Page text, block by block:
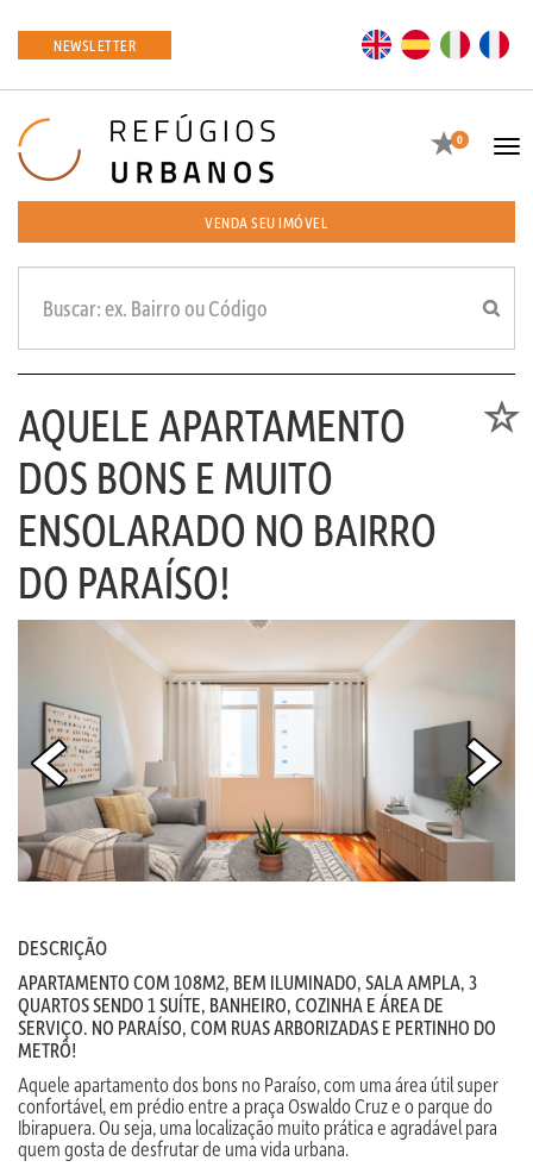
NEWSLETTER EN ES
Favoritos
0
VENDA SEU IMÓVEL
AQUELE APARTAMENTO
DOS BONS E MUITO
ENSOLARADO NO BAIRRO
DO PARAÍSO!
DESCRIÇÃO
APARTAMENTO COM 108M2, BEM ILUMINADO, SALA AMPLA, 3
QUARTOS SENDO 1 SUÍTE, BANHEIRO, COZINHA E ÁREA DE
SERVIÇO. NO PARAÍSO, COM RUAS ARBORIZADAS E PERTINHO DO
METRÔ!
Aquele apartamento dos bons no Paraíso, com uma área útil super
confortável, em prédio entre a praça Oswaldo Cruz e o parque do
Ibirapuera. Ou seja, uma localização muito prática e agradável para
quem gosta de desfrutar de uma vida urbana.